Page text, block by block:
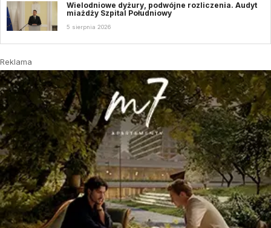
Wielodniowe dyżury, podwójne rozliczenia. Audyt
miażdży Szpital Południowy
5 sierpnia 2026
Reklama